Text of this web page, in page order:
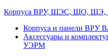
Корпуса ВРУ, ШЭС, ЩО,
Корпуса и панели ВРУ
Аксессуары и
УЭРМ